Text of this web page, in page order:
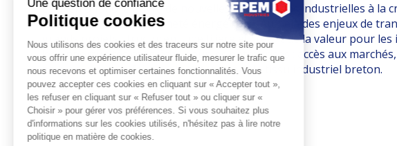
L’éolien offshore ouvre de nouvelles perspectives industrielles à la
la transition et souveraineté énergétique. Au-delà des enjeux de
grands projets structurent une filière et créent de la valeur pour
les opportunités concrètes pour les entreprises : accès aux
nouveaux savoir-faire, notamment pour le tissu industriel breton.